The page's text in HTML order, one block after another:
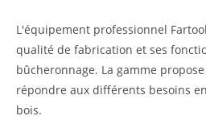
L'équipement professionnel
qualité de fabrication et ses
bûcheronnage. La gamme
répondre aux différents besoins
bois.